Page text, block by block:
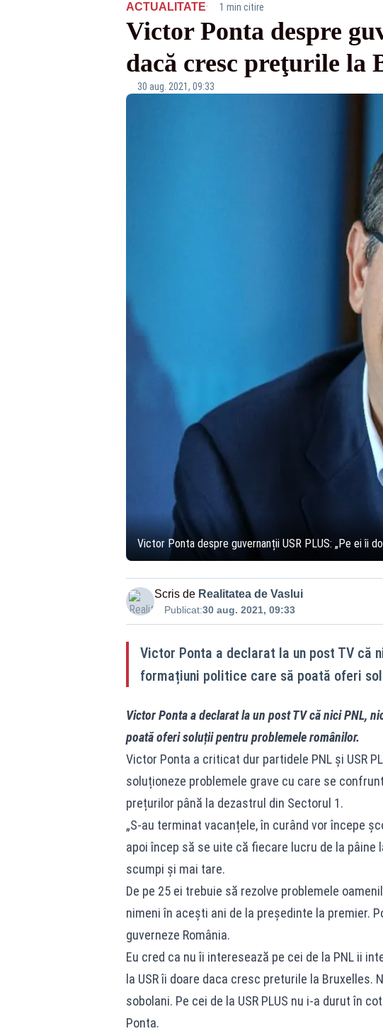
ACTUALITATE· 1 min citire
Victor Ponta despre
dacă cresc preţurile la
30 aug. 2021, 09:33
Victor Ponta despre guvernanții USR PLUS: „Pe ei îi
Scris de Realitatea de Vaslui
Publicat:30 aug. 2021, 09:33
Victor Ponta a declarat la un post TV că
formațiuni politice care să poată oferi
Victor Ponta a declarat la un post TV că nici PNL,
poată oferi soluții pentru problemele românilor.
Victor Ponta a criticat dur partidele PNL și USR
soluționeze problemele grave cu care se
prețurilor până la dezastrul din Sectorul 1.
„S-au terminat vacanțele, în curând vor începe
apoi încep să se uite că fiecare lucru de la
scumpi și mai tare.
De pe 25 ei trebuie să rezolve problemele
nimeni în acești ani de la președinte la premier.
guverneze România.
Eu cred ca nu îi interesează pe cei de la PNL ii
la USR îi doare daca cresc preturile la
sobolani. Pe cei de la USR PLUS nu i-a durut în
Ponta.